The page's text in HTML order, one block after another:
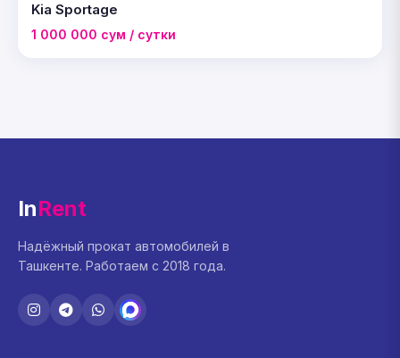
Kia Sportage
1 000 000 сум / сутки
InRent
Надёжный прокат автомобилей в
Ташкенте. Работаем с 2018 года.